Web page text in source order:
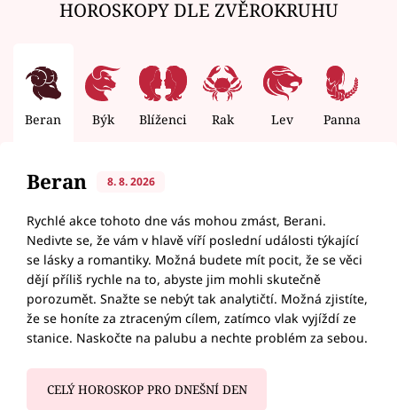
HOROSKOPY DLE ZVĚROKRUHU
Beran Býk Blíženci Rak Lev Panna
Beran 8. 8. 2026
Rychlé akce tohoto dne vás mohou zmást, Berani.
Nedivte se, že vám v hlavě víří poslední události týkající
se lásky a romantiky. Možná budete mít pocit, že se věci
dějí příliš rychle na to, abyste jim mohli skutečně
porozumět. Snažte se nebýt tak analytičtí. Možná zjistíte,
že se honíte za ztraceným cílem, zatímco vlak vyjíždí ze
stanice. Naskočte na palubu a nechte problém za sebou.
CELÝ HOROSKOP PRO DNEŠNÍ DEN